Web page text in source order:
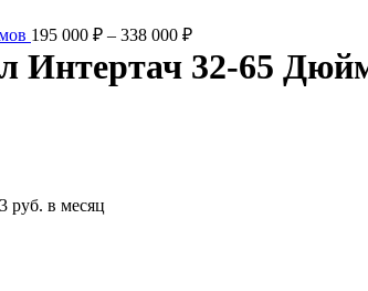
195 000 ₽ – 338 000 ₽
Интертач 32-65
руб. в месяц